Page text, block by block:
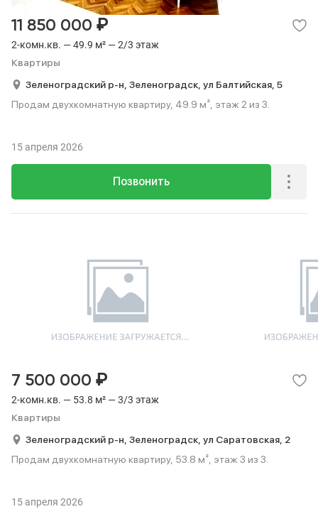
2-комн.кв. — 49.9 м² — 2/3 этаж
Квартиры
11 850 000 ₽
Зеленоградский р-н, Зеленоградск, ул Балтийская, 5
Продам двухкомнатную квартиру, 49.9 м², этаж 2 из 3.
Позвонить
15 апреля 2026
2-комн.кв. — 53.8 м² — 3/3 этаж
Квартиры
7 500 000 ₽
Зеленоградский р-н, Зеленоградск, ул Саратовская, 2
Продам двухкомнатную квартиру, 53.8 м², этаж 3 из 3.
15 апреля 2026